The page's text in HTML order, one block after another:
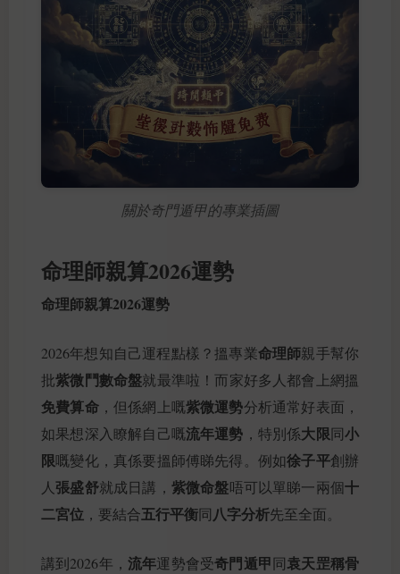
關於奇門遁甲的專業插圖
命理師親算2026運勢
命理師親算2026運勢
2026年想知自己運程點樣？搵專業命理師親手幫你
批紫微鬥數命盤就最準啦！而家好多人都會上網搵
免費算命，但係網上嘅紫微運勢分析通常好表面，
如果想深入瞭解自己嘅流年運勢 ，特別係大限同小
限嘅變化，真係要搵師傅睇先得。例如徐子平創辦
人張盛舒就成日講， 紫微命盤唔可以單睇一兩個十
二宮位 ，要結合五行平衡同八字分析先至全面。
講到2026年， 流年運勢會受奇門遁甲同袁天罡稱骨